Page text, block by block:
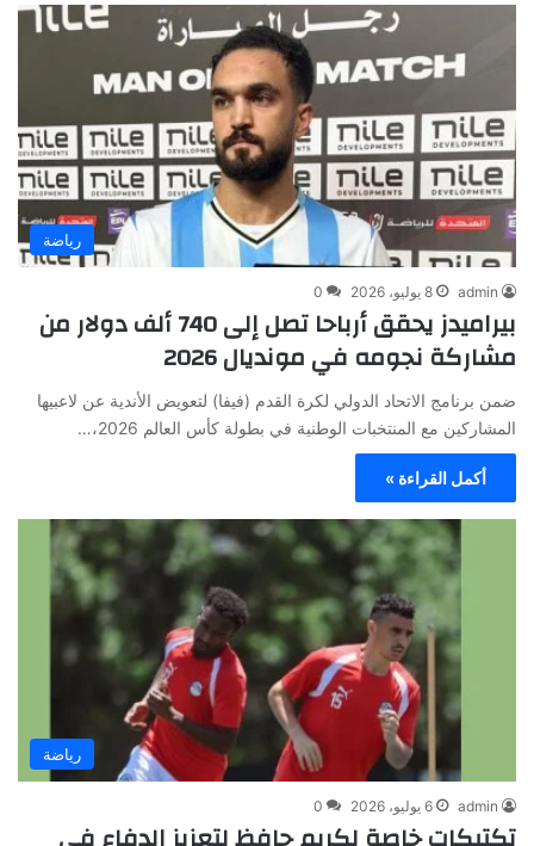
رياضة
admin 8 يوليو، 2026 0
بيراميدز يحقق أرباحا تصل إلى 740 ألف دولار من
مشاركة نجومه في مونديال 2026
ضمن برنامج الاتحاد الدولي لكرة القدم (فيفا) لتعويض الأندية عن لاعبيها
المشاركين مع المنتخبات الوطنية في بطولة كأس العالم 2026،…
أكمل القراءة »
رياضة
admin 6 يوليو، 2026 0